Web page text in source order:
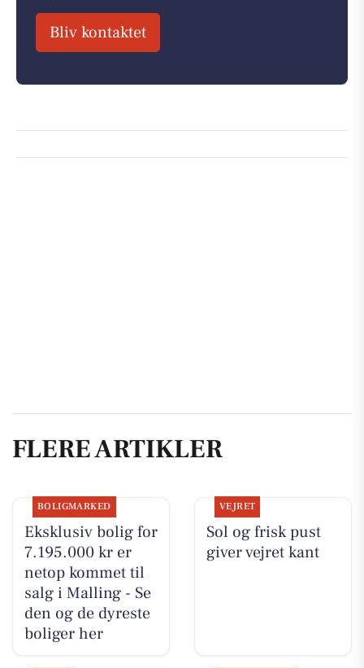
Bliv kontaktet
FLERE ARTIKLER
BOLIGMARKED
Eksklusiv bolig for
7.195.000 kr er
netop kommet til
salg i Malling - Se
den og de dyreste
boliger her
VEJRET
Sol og frisk pust
giver vejret kant